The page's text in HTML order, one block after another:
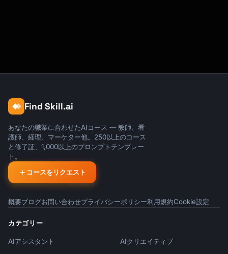
Find Skill.ai
あなたの職業に合わせたAIコース — 教師、看
護師、経理、マーケター他。250以上のコース
と修了証、1,000以上のプロンプトテンプレー
ト。
コースをリクエスト
概要ブログお問い合わせプライバシーポリシー利用規約Cookie設定
カテゴリー
AIアシスタント AIクリエイティブ